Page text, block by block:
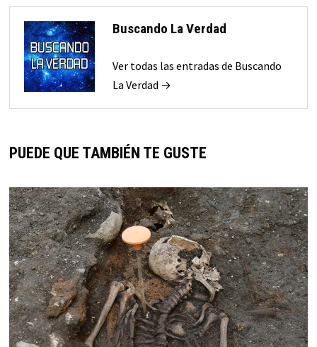
Buscando La Verdad
Ver todas las entradas de Buscando
La Verdad →
PUEDE QUE TAMBIÉN TE GUSTE